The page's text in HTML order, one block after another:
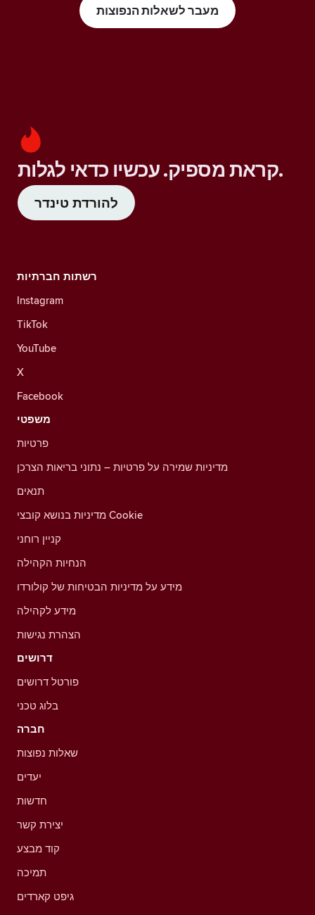
מעבר לשאלות הנפוצות
קראת מספיק. עכשיו כדאי לגלות.
להורדת טינדר
רשתות חברתיות
Instagram
TikTok
YouTube
X
Facebook
משפטי
פרטיות
מדיניות שמירה על פרטיות – נתוני בריאות הצרכן
תנאים
מדיניות בנושא קובצי Cookie
קניין רוחני
הנחיות הקהילה
מידע על מדיניות הבטיחות של קולורדו
מידע לקהילה
הצהרת נגישות
דרושים
פורטל דרושים
בלוג טכני
חברה
שאלות נפוצות
יעדים
חדשות
יצירת קשר
קוד מבצע
תמיכה
גיפט קארדים